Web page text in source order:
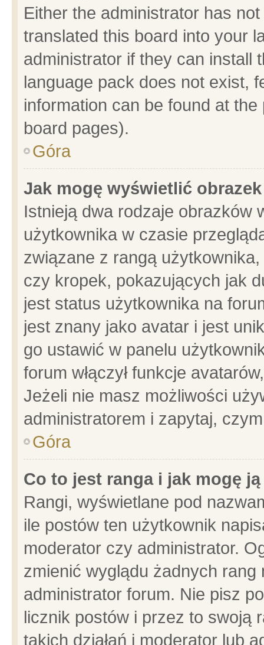
Either the administrator has
translated this board into your
administrator if they can install
language pack does not exist,
information can be found at
board pages).
Góra
Jak mogę wyświetlić
Istnieją dwa rodzaje obrazków
użytkownika w czasie
związane z rangą
czy kropek, pokazujących jak
jest status użytkownika na
jest znany jako avatar i jest
go ustawić w panelu
forum włączył funkcje
Jeżeli nie masz możliwości
administratorem i zapytaj,
Góra
Co to jest ranga i jak mogę
Rangi, wyświetlane pod
ile postów ten użytkownik
moderator czy administrator.
zmienić wyglądu żadnych
administrator forum. Nie pisz
licznik postów i przez to swoją
takich działań i moderator lub